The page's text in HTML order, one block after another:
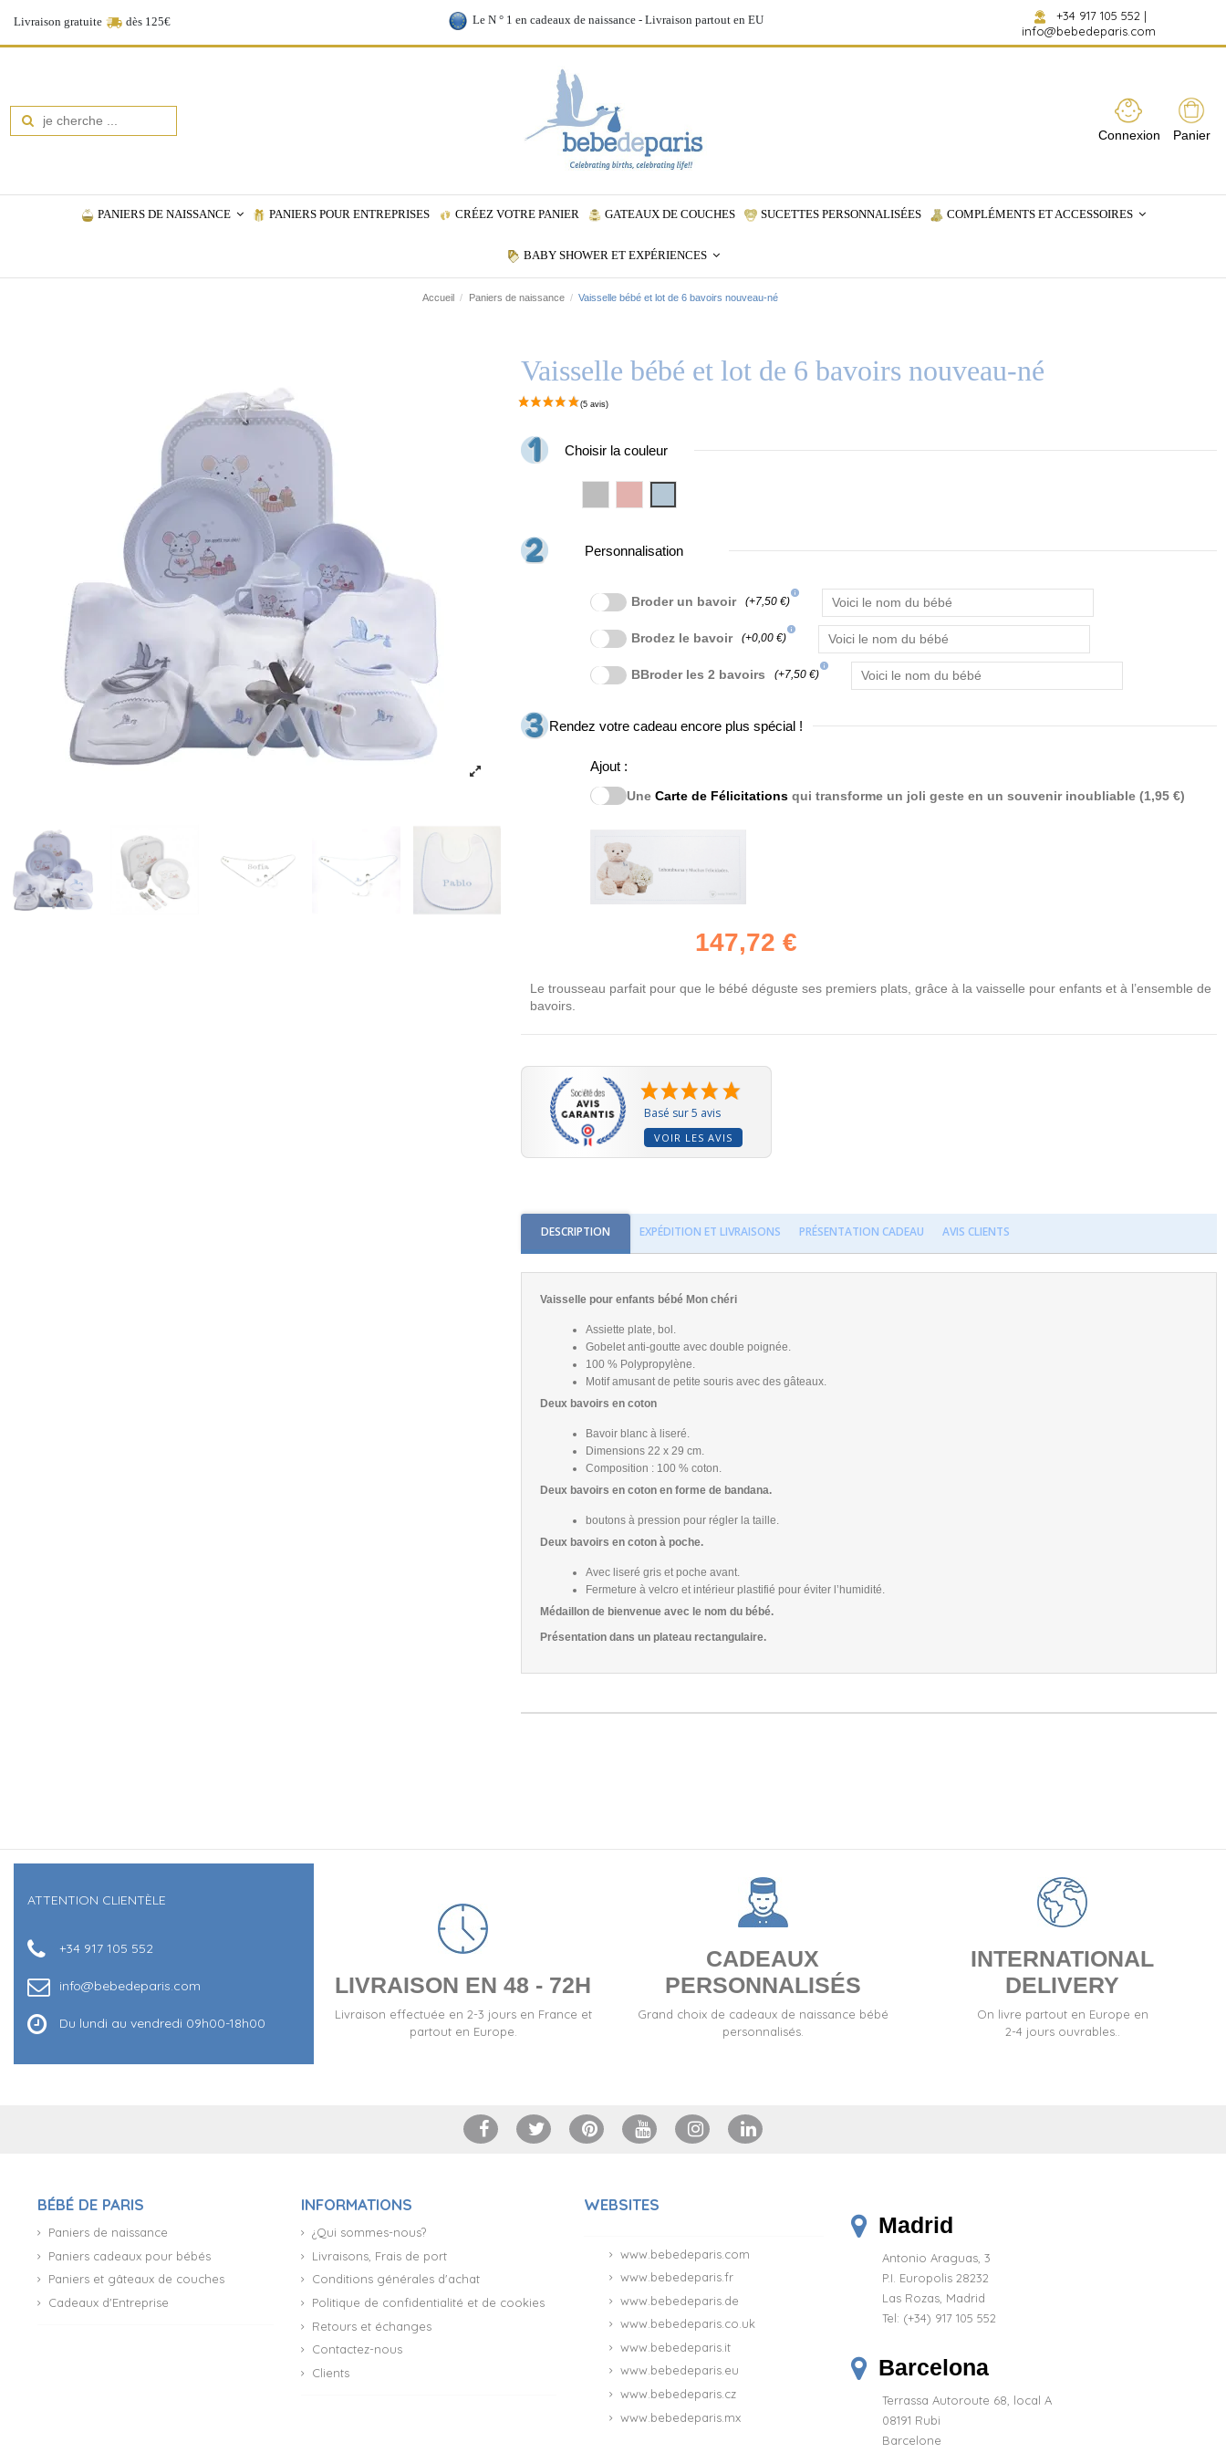
Livraison gratuite dès 125€ Le N ° 1 en cadeaux de naissance - Livraison partout en EU +34 917 105 552 |
info@bebedeparis.com
Connexion Panier
PANIERS DE NAISSANCE PANIERS POUR ENTREPRISES CRÉEZ VOTRE PANIER GATEAUX DE COUCHES SUCETTES PERSONNALISÉES COMPLÉMENTS ET ACCESSOIRES
BABY SHOWER ET EXPÉRIENCES
Accueil Paniers de naissance Vaisselle bébé et lot de 6 bavoirs nouveau-né
Vaisselle bébé et lot de 6 bavoirs nouveau-né
(5 avis)
Choisir la couleur
Personnalisation
Broder un bavoir (+7,50 €)
info
Brodez le bavoir (+0,00 €)
info
BBroder les 2 bavoirs (+7,50 €)
info
Rendez votre cadeau encore plus spécial !
Ajout :
Une Carte de Félicitationsqui transforme un joli geste en un souvenir inoubliable (1,95 €)
147,72 €
Le trousseau parfait pour que le bébé déguste ses premiers plats, grâce à la vaisselle pour enfants et à l’ensemble de
bavoirs.
Basé sur 5 avis
VOIR LES AVIS
DESCRIPTION EXPÉDITION ET LIVRAISONS PRÉSENTATION CADEAU AVIS CLIENTS
Vaisselle pour enfants bébé Mon chéri
Assiette plate, bol.
Gobelet anti-goutte avec double poignée.
100 % Polypropylène.
Motif amusant de petite souris avec des gâteaux.
Deux bavoirs en coton
Bavoir blanc à liseré.
Dimensions 22 x 29 cm.
Composition : 100 % coton.
Deux bavoirs en coton en forme de bandana.
boutons à pression pour régler la taille.
Deux bavoirs en coton à poche.
Avec liseré gris et poche avant.
Fermeture à velcro et intérieur plastifié pour éviter l’humidité.
Médaillon de bienvenue avec le nom du bébé.
Présentation dans un plateau rectangulaire.
ATTENTION CLIENTÈLE
+34 917 105 552
info@bebedeparis.com
Du lundi au vendredi 09h00-18h00
LIVRAISON EN 48 - 72H
Livraison effectuée en 2-3 jours en France et
partout en Europe.
CADEAUX
PERSONNALISÉS
Grand choix de cadeaux de naissance bébé
personnalisés.
INTERNATIONAL
DELIVERY
On livre partout en Europe en
2-4 jours ouvrables..
BÉBÉ DE PARIS
Paniers de naissance
Paniers cadeaux pour bébés
Paniers et gâteaux de couches
Cadeaux d'Entreprise
INFORMATIONS
¿Qui sommes-nous?
Livraisons, Frais de port
Conditions générales d'achat
Politique de confidentialité et de cookies
Retours et échanges
Contactez-nous
Clients
WEBSITES
www.bebedeparis.com
www.bebedeparis.fr
www.bebedeparis.de
www.bebedeparis.co.uk
www.bebedeparis.it
www.bebedeparis.eu
www.bebedeparis.cz
www.bebedeparis.mx
Madrid
Antonio Araguas, 3
P.I. Europolis 28232
Las Rozas, Madrid
Tel: (+34) 917 105 552
Barcelona
Terrassa Autoroute 68, local A
08191 Rubi
Barcelone